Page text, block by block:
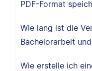
PDF-Format
Wie lang ist die
Bachelorarbeit
Wie erstelle ich